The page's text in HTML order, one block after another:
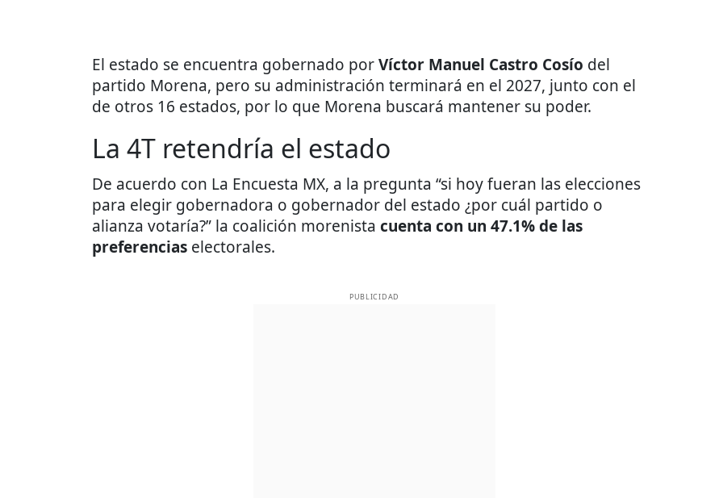
El estado se encuentra gobernado porVíctor Manuel Castro Cosío del
partido Morena, pero su administración terminará en el 2027, junto con el
de otros 16 estados, por lo que Morena buscará mantener su poder.
La 4T retendría el estado
De acuerdo con La Encuesta MX, a la pregunta “si hoy fueran las elecciones
para elegir gobernadora o gobernador del estado ¿por cuál partido o
alianza votaría?” la coalición morenista cuenta con un 47.1% de las
preferencias electorales.
PUBLICIDAD